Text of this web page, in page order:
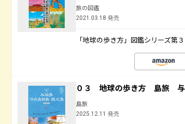
旅の図鑑
2021.03.18 発売
「地球の歩き方」図鑑シリーズ第
０３ 地球の歩き方 島旅
島旅
2025.12.11 発売